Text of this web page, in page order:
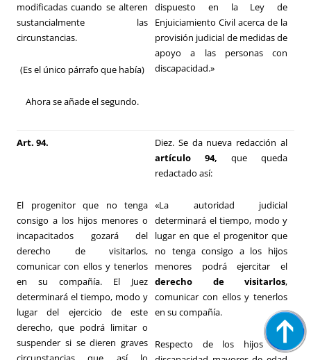
modificadas cuando se alteren
sustancialmente las
circunstancias.
(Es el único párrafo que había)
Ahora se añade el segundo.
dispuesto en la Ley de
Enjuiciamiento Civil acerca de la
provisión judicial de medidas de
apoyo a las personas con
discapacidad.»
Art. 94.
El progenitor que no tenga
consigo a los hijos menores o
incapacitados gozará del
derecho de visitarlos,
comunicar con ellos y tenerlos
en su compañía. El Juez
determinará el tiempo, modo y
lugar del ejercicio de este
derecho, que podrá limitar o
suspender si se dieren graves
Diez. Se da nueva redacción al
artículo 94, que queda
redactado así:
«La autoridad judicial
determinará el tiempo, modo y
lugar en que el progenitor que
no tenga consigo a los hijos
menores podrá ejercitar el
derecho de visitarlos,
comunicar con ellos y tenerlos
en su compañía.
Respecto de los hijos con